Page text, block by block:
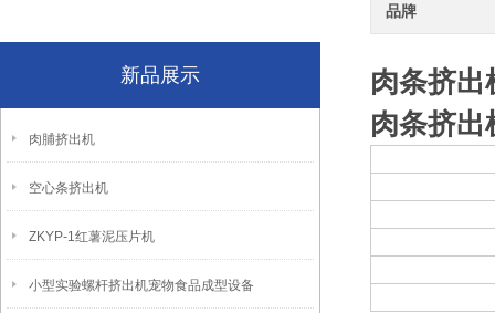
新品展示
肉脯挤出机
空心条挤出机
ZKYP-1红薯泥压片机
小型实验螺杆挤出机宠物食品成型设备
品牌
肉条挤出
肉条挤出